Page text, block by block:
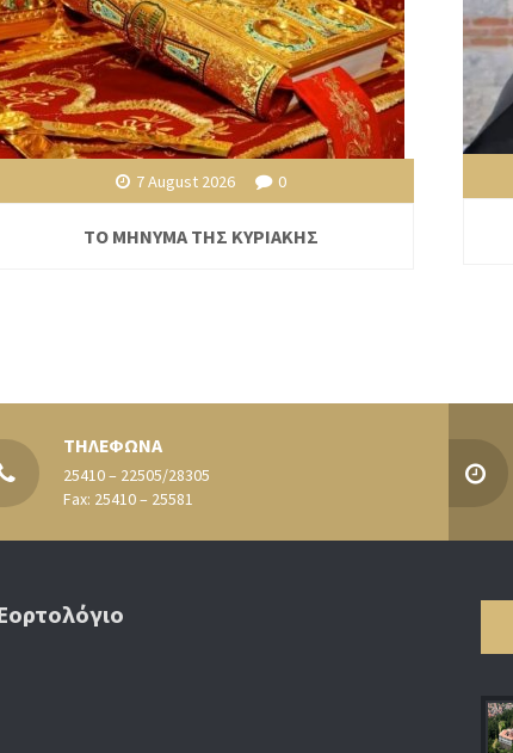
7 August 2026 0
ΤΟ ΜΗΝΥΜΑ ΤΗΣ ΚΥΡΙΑΚΗΣ
ΤΗΛΕΦΩΝΑ
25410 – 22505/28305
Fax: 25410 – 25581